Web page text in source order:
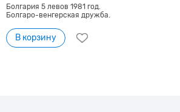
Болгария 5 левов 1981 год.
Болгаро-венгерская дружба.
В корзину